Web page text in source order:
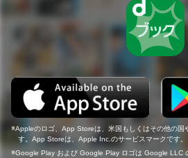
Appleのロゴ、App Storeは、米国もしくはその他の
す。App Storeは、Apple Inc.のサービスマークです。
Google Play および Google Play ロゴは Google LLC